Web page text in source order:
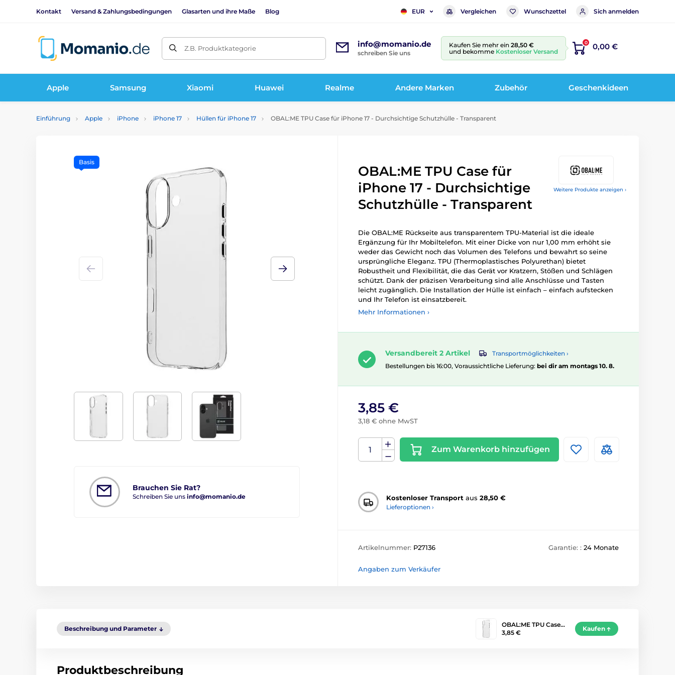
Kontakt Versand & Zahlungsbedingungen Glasarten und ihre Maße Blog EUR Vergleichen Wunschzettel Sich anmelden
Z.B. Produktkategorie info@momanio.de
schreiben Sie uns
Kaufen Sie mehr ein 28,50 €
und bekomme Kostenloser Versand
0 0,00 €
Apple Samsung Xiaomi Huawei Realme Andere Marken Zubehör Geschenkideen
Einführung Apple iPhone iPhone 17 Hüllen für iPhone 17 OBAL:ME TPU Case für iPhone 17 - Durchsichtige Schutzhülle - Transparent
Weitere Produkte anzeigen ›
Brauchen Sie Rat?
Schreiben Sie uns info@momanio.de
Basis
OBAL:ME TPU Case für
iPhone 17 - Durchsichtige
Schutzhülle - Transparent
Die OBAL:ME Rückseite aus transparentem TPU-Material ist die ideale
Ergänzung für Ihr Mobiltelefon. Mit einer Dicke von nur 1,00 mm erhöht sie
weder das Gewicht noch das Volumen des Telefons und bewahrt so seine
ursprüngliche Eleganz. TPU (Thermoplastisches Polyurethan) bietet
Robustheit und Flexibilität, die das Gerät vor Kratzern, Stößen und Schlägen
schützt. Dank der präzisen Verarbeitung sind alle Anschlüsse und Tasten
leicht zugänglich. Die Installation der Hülle ist einfach – einfach aufstecken
und Ihr Telefon ist einsatzbereit.
Mehr Informationen ›
Versandbereit 2 Artikel
Transportmöglichkeiten ›
Bestellungen bis 16:00, Voraussichtliche Lieferung: bei dir am montags 10. 8.
3,85 €
3,18 € ohne MwST
Zum Warenkorb hinzufügen
Kostenloser Transport aus 28,50 €
Lieferoptionen ›
Artikelnummer: P27136 Garantie: : 24 Monate
Angaben zum Verkäufer
Beschreibung und Parameter
OBAL:ME TPU Case…
3,85 €
Kaufen
Produktbeschreibung